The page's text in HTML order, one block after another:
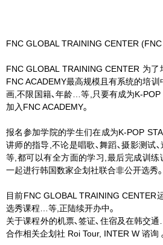
FNC GLOBAL TRAINING CENTER
FNC GLOBAL TRAINING CENTER 为
FNC ACADEMY最高规模且有系统的培
画,不限国籍､年龄…等,只要有成为K-
加入FNC ACADEMY｡
报名参加学院的学生们在成为K-POP
讲师的指导,不论是唱歌､舞蹈､摄影测试
等,都可以有全方面的学习,最后完成训
一起进行韩国数家企划社联合非公开选秀｡
目前FNC GLOBAL TRAINING CENTER
选秀课程…等,正陆续开办中｡
关于课程外的机票､签证､住宿及在韩交
合作相关企划社 Roi Tour, INTER W 谘询